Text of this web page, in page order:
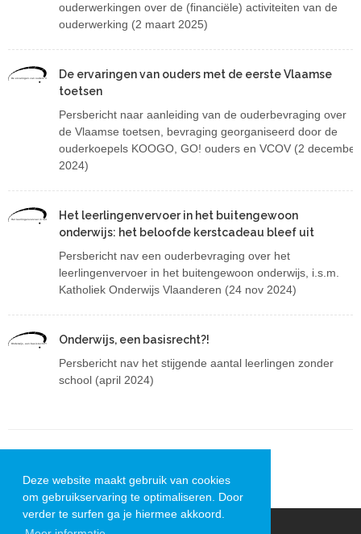
Deze website maakt gebruik van cookies
om gebruikservaring te optimaliseren. Door
verder te surfen ga je hiermee akkoord.
ouderwerkingen over de (financiële) activiteiten van de
ouderwerking (2 maart 2025)
De ervaringen van ouders met de eerste Vlaamse toetsenDe ervaringen van ouders met de eerste Vlaamse
toetsen
Persbericht naar aanleiding van de ouderbevraging over
de Vlaamse toetsen, bevraging georganiseerd door de
ouderkoepels KOOGO, GO! ouders en VCOV (2 december
2024)
Het leerlingenvervoer in het buitengewoon onderwijs: het beloofde kerstcadeau bleef uit
Het leerlingenvervoer in het buitengewoon
onderwijs: het beloofde kerstcadeau bleef uit
Persbericht nav een ouderbevraging over het
leerlingenvervoer in het buitengewoon onderwijs, i.s.m.
Katholiek Onderwijs Vlaanderen (24 nov 2024)
Onderwijs, een basisrecht?!
Onderwijs, een basisrecht?!
Persbericht nav het stijgende aantal leerlingen zonder
school (april 2024)
KALENDER